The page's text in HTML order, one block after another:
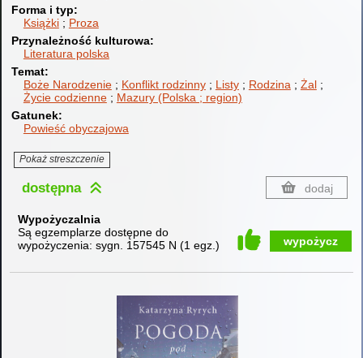
Forma i typ
Książki
Proza
Przynależność kulturowa
Literatura polska
Temat
Boże Narodzenie
Konflikt rodzinny Listy Rodzina
Żal
Życie codzienne
Mazury (Polska ; region)
Gatunek
Powieść obyczajowa
Pokaż streszczenie
dostępna dodaj
Wypożyczalnia
Są egzemplarze dostępne do
wypożyczenia: sygn. 157545 N (1 egz. ) wypożycz